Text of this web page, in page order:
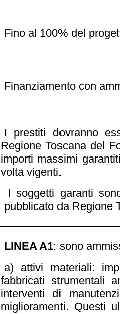
Fino al 100% del
Finanziamento con
I prestiti dovranno
Regione Toscana del
importi massimi
volta vigenti.
I soggetti garanti
pubblicato da Regione
LINEA A1: sono
a) attivi materiali:
fabbricati strumentali
interventi di
miglioramenti. Questi